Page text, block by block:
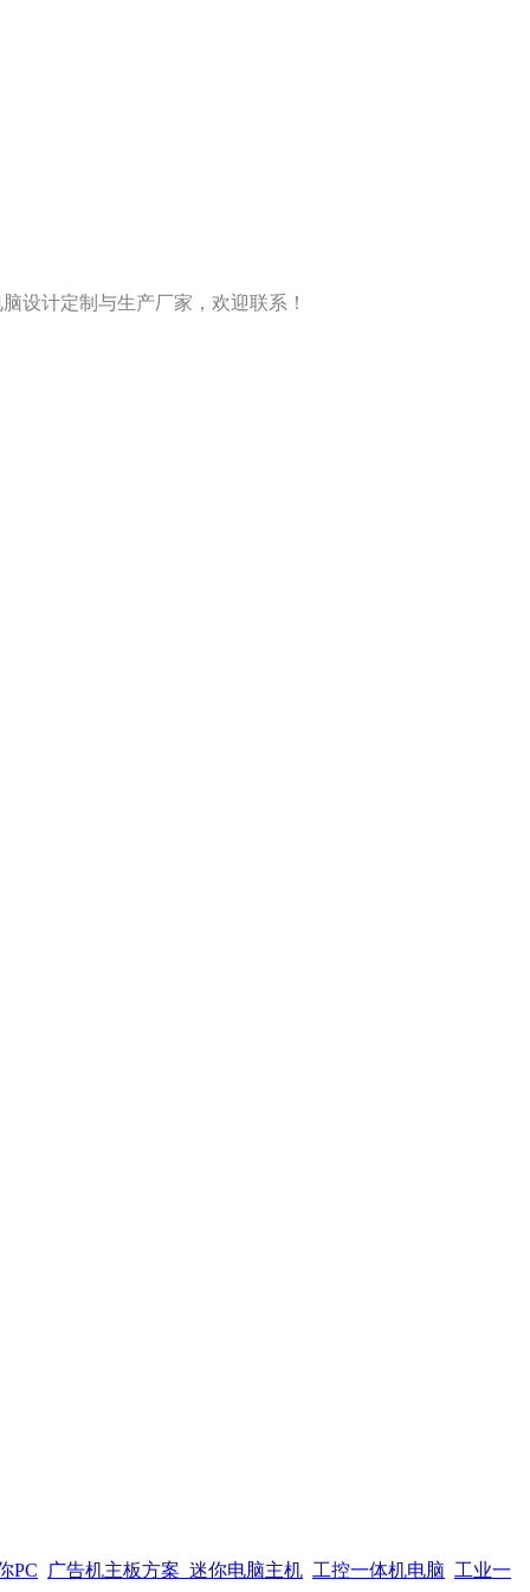
设计定制与生产厂家，欢迎联系！
PC 广告机主板方案 迷你电脑主机 工控一体机电脑 工业一